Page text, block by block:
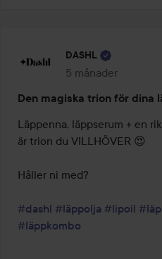
DASHL
5 månader
Inlägget skapades 5
Den magiska trion för dina
Läppenna, läppserum + en
är trion du VILLHÖVER 😍
Håller ni med?
#dashl #läppolja #lipoil
#läppkombo